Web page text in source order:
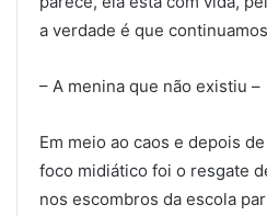
a verdade é que
– A menina que não existiu –
Em meio ao caos e depois
foco midiático foi o resgate
nos escombros da escola